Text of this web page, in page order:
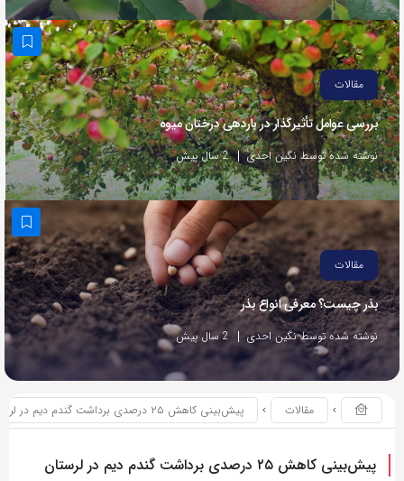
مقالات
بررسی عوامل تأثیرگذار در باردهی درختان میوه
نوشته شده توسط نگین احدی 2 سال پیش
مقالات
بذر چیست؟ معرفی انواع بذر
نوشته شده توسط نگین احدی 2 سال پیش
مقالات پیش‌بینی کاهش ۲۵ درصدی برداشت گندم دیم در لرستان
پیش‌بینی کاهش ۲۵ درصدی برداشت گندم دیم در لرستان